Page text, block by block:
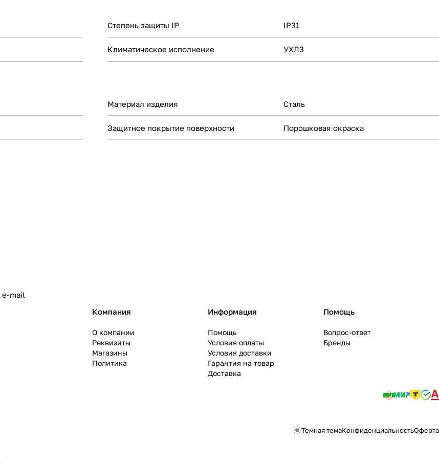
и РЕ. Отсек укомплектован оперативной панелью. Отсек
слаботочного оборудования снабжен перфорированными
профилями для прокладки теле- и радиосетей, телефонных
Степень защиты IP IP31
Климатическое исполнение УХЛ3
Материал изделия Сталь
Защитное покрытие поверхности Порошковая окраска
Компания
О компании
Реквизиты
Магазины
Политика
Информация
Помощь
Условия оплаты
Условия доставки
Гарантия на товар
Доставка
Помощь
Вопрос-ответ
Бренды
Темная темаКонфиденциальностьОферта